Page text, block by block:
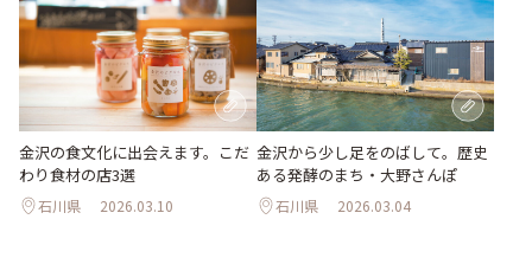
金沢の食文化に出会えます。こだ
わり食材の店3選
石川県 2026.03.10
金沢から少し足をのばして。歴史
ある発酵のまち・大野さんぽ
石川県 2026.03.04